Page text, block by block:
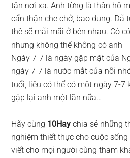
tận nơi xa. Anh từng là thần hộ
cẩn thận che chở, bao dung. Đã
thề sẽ mãi mãi ở bên nhau. Cô
nhưng không thể không có anh
Ngày 7-7 là ngày gặp mặt của
ngày 7-7 là nước mắt của nỗi
tuổi, liệu có thể có một ngày 7-7
gặp lại anh một lần nữa…
Hãy cùng 10Hay chia sẻ những
nghiệm thiết thực cho cuộc
viết cho mọi người cùng tham